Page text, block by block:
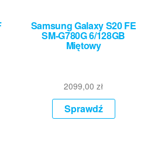
Samsung Galaxy S20 FE
SM-G780G 6/128GB
Miętowy
2099,00zł
Sprawdź